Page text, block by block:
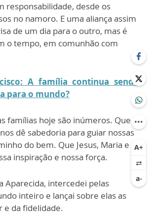
responsabilidade, desde os
no namoro. E uma aliança assim
de um dia para o outro, mas é
o tempo, em comunhão com
A família continua sendo
para o mundo?
famílias hoje são inúmeros. Que o
dê sabedoria para guiar nossas
do bem. Que Jesus, Maria e
inspiração e nossa força.
Aparecida, intercedei pelas
inteiro e lançai sobre elas as
e da fidelidade.